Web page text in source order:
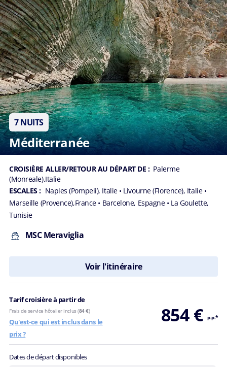
7 NUITS
Méditerranée
CROISIÈRE ALLER/RETOUR AU DÉPART DE : Palerme
(Monreale),Italie
ESCALES : Naples (Pompeii), Italie • Livourne (Florence), Italie •
Marseille (Provence),France • Barcelone, Espagne • La Goulette,
Tunisie
MSC Meraviglia
Voir l'itinéraire
Tarif croisière à partir de
854 € p.p.*
Frais de service hôtelier inclus (84 €)
Qu'est-ce qui est inclus dans le
prix ?
Dates de départ disponibles